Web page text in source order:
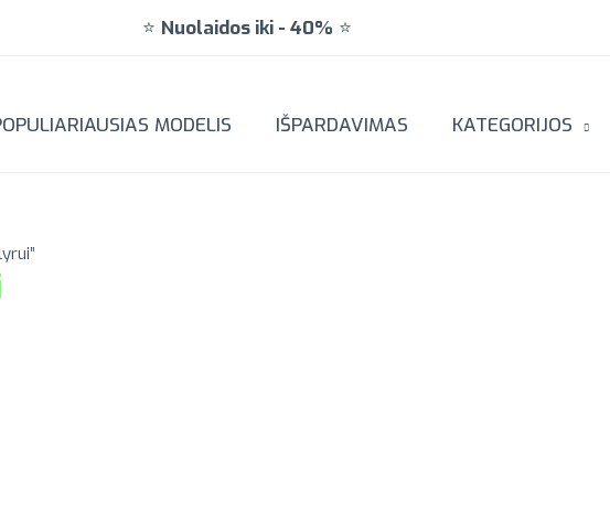
⭐ Nuolaidos iki - 40% ⭐
MODELIS IŠPARDAVIMAS KATEGORIJOS